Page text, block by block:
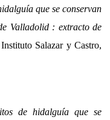
que se conservan
Valladolid : extracto de
Salazar y Castro,
de hidalguía que se